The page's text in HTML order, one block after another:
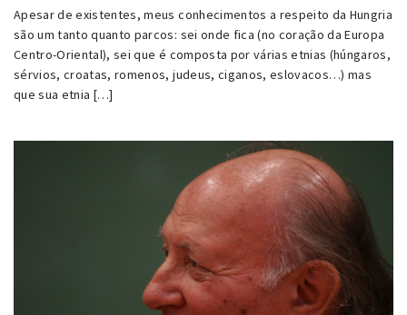
Apesar de existentes, meus conhecimentos a respeito da Hungria
são um tanto quanto parcos: sei onde fica (no coração da Europa
Centro-Oriental), sei que é composta por várias etnias (húngaros,
sérvios, croatas, romenos, judeus, ciganos, eslovacos…) mas
que sua etnia […]